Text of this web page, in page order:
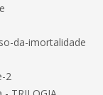
da-imortalidade
2